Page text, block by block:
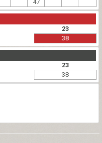
47
23
38
23
38